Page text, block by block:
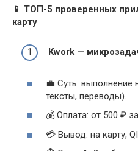
📱 ТОП-5 проверенных
карту
Kwork —
💼 Суть: выполнение
тексты, переводы).
💰 Оплата: от 500 ₽
💳 Вывод: на карту,